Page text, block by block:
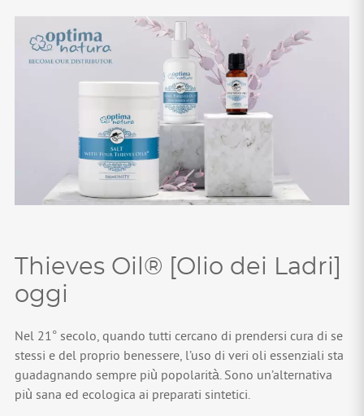
Thieves Oil® [Olio dei Ladri]
oggi
Nel 21° secolo, quando tutti cercano di prendersi cura di se
stessi e del proprio benessere, l’uso di veri oli essenziali sta
guadagnando sempre più popolarità. Sono un’alternativa
più sana ed ecologica ai preparati sintetici.